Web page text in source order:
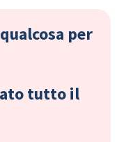
per
tutto il